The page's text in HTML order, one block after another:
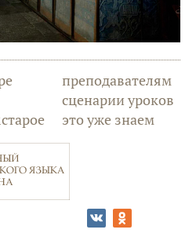
преподавателям
сценарии уроков
это уже знаем